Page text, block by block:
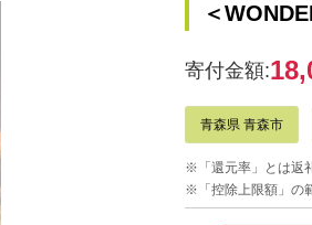
＜
寄付金額:
青森県 青森市
※「還元率」とは返
※「控除上限額」の